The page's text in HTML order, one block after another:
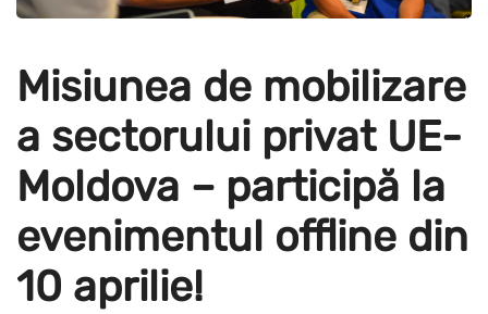
Misiunea de mobilizare
a sectorului privat UE-
Moldova – participă la
evenimentul offline din
10 aprilie!